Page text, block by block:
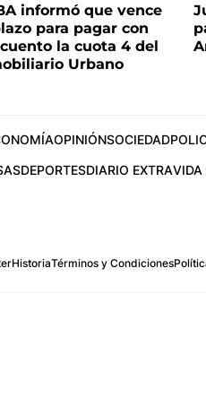
informó que vence
para pagar con
la cuota 4 del
Urbano
OPINIÓNSOCIEDAD
DEPORTESDIARIO EXTRAVIDA
HistoriaTérminos y Condiciones